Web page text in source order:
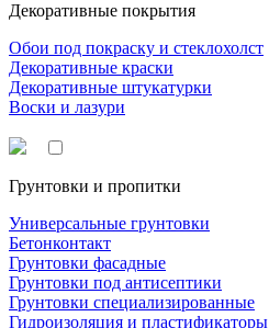
Декоративные покрытия
Обои под покраску и стеклохолст
Декоративные краски
Декоративные штукатурки
Воски и лазури
Грунтовки и пропитки
Универсальные грунтовки
Бетонконтакт
Грунтовки фасадные
Грунтовки под антисептики
Грунтовки специализированные
Гидроизоляция и пластификаторы